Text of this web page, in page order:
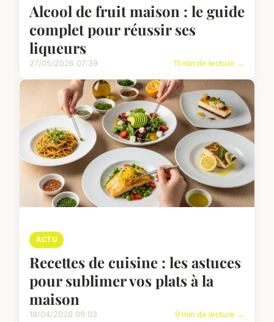
Alcool de fruit maison : le guide
complet pour réussir ses
liqueurs
27/05/2026 07:39 11 min de lecture →
ACTU
Recettes de cuisine : les astuces
pour sublimer vos plats à la
maison
18/04/2026 09:03 9 min de lecture →